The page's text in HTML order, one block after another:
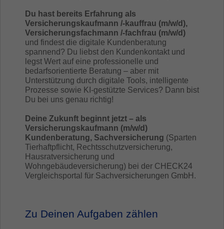
Du hast bereits Erfahrung als
Versicherungskaufmann /-kauffrau (m/w/d),
Versicherungsfachmann /-fachfrau (m/w/d)
und findest die digitale Kundenberatung
spannend? Du liebst den Kundenkontakt und
legst Wert auf eine professionelle und
bedarfsorientierte Beratung – aber mit
Unterstützung durch digitale Tools, intelligente
Prozesse sowie KI-gestützte Services? Dann bist
Du bei uns genau richtig!
Deine Zukunft beginnt jetzt – als
Versicherungskaufmann (m/w/d)
Kundenberatung, Sachversicherung (Sparten
Tierhaftpflicht, Rechtsschutzversicherung,
Hausratversicherung und
Wohngebäudeversicherung) bei der CHECK24
Vergleichsportal für Sachversicherungen GmbH.
Zu Deinen Aufgaben zählen